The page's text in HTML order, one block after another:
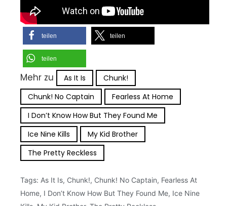
teilen teilen
teilen
Mehr zu As It Is
Chunk!
Chunk! No Captain
Fearless At Home
I Don’t Know How But They Found Me
Ice Nine Kills
My Kid Brother
The Pretty Reckless
Tags: As It Is, Chunk!, Chunk! No Captain, Fearless At
Home, I Don’t Know How But They Found Me, Ice Nine